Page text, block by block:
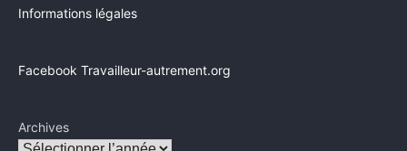
Informations légales
Facebook Travailleur-autrement.org
Archives